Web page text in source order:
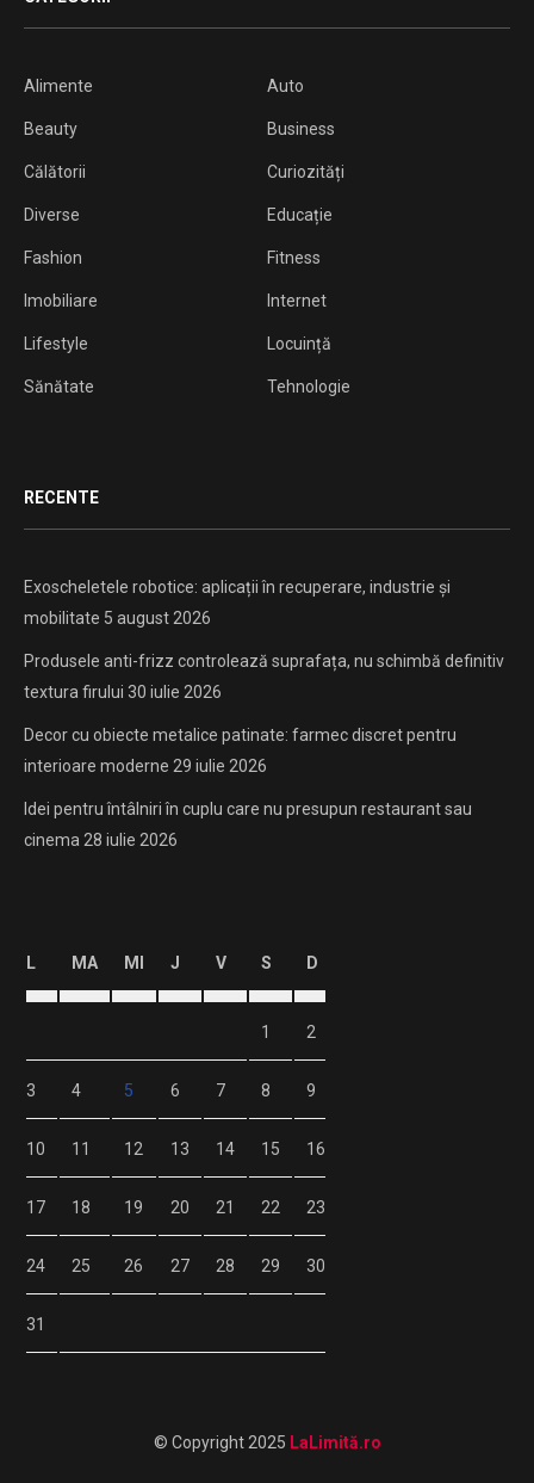
Alimente Auto
Beauty Business
Călătorii Curiozități
Diverse Educație
Fashion Fitness
Imobiliare Internet
Lifestyle Locuință
Sănătate Tehnologie
RECENTE
Exoscheletele robotice: aplicații în recuperare, industrie și
mobilitate 5 august 2026
Produsele anti-frizz controlează suprafața, nu schimbă definitiv
textura firului 30 iulie 2026
Decor cu obiecte metalice patinate: farmec discret pentru
interioare moderne 29 iulie 2026
Idei pentru întâlniri în cuplu care nu presupun restaurant sau
cinema28 iulie 2026
L MA MI J V S D
1 2
3 4 5 6 7 8 9
10 11 12 13 14 15 16
17 18 19 20 21 22 23
24 25 26 27 28 29 30
31
© Copyright 2025 LaLimită.ro